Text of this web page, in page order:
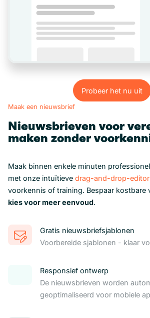
Probeer het nu uit
Probeer het nu uit
Maak een nieuwsbrief
Nieuwsbrieven voor
maken zonder
Maak binnen enkele minuten
met onze intuïtieve drag-and-drop-editor
voorkennis of training. Bespaar kostbare
kies voor meer eenvoud.
Gratis nieuwsbriefsjablonen
Voorbereide sjablonen - klaar
Responsief ontwerp
De nieuwsbrieven worden
geoptimaliseerd voor mobiele